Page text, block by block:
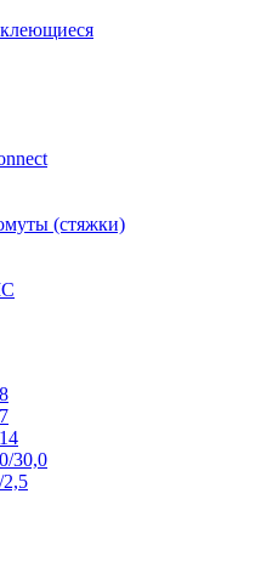
(стяжки)
30,0
2,5